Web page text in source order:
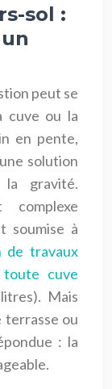
sol :
peut se
cuve ou la
en pente,
solution
gravité.
soumise à
de travaux
cuve
Mais
terrasse ou
: la